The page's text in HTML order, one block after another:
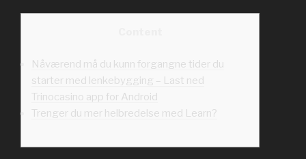
Nåværend må du kunn forgangne tider du
starter med lenkebygging – Last ned
Trinocasino app for Android
Trenger du mer helbredelse med Learn?